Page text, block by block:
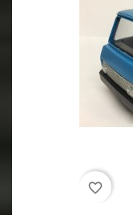
favorite_border